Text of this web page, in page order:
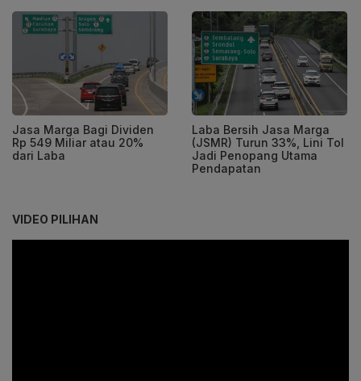
Jasa Marga Bagi Dividen
Rp 549 Miliar atau 20%
dari Laba
Laba Bersih Jasa Marga
(JSMR) Turun 33%, Lini Tol
Jadi Penopang Utama
Pendapatan
VIDEO PILIHAN